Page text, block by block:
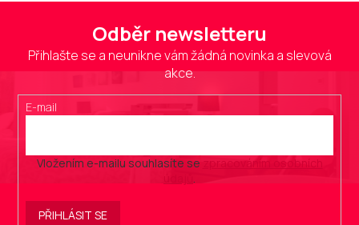
Odběr newsletteru
Přihlašte se a neunikne vám žádná novinka a slevová
akce.
E-mail
Vložením e-mailu souhlasíte se zpracováním osobních
.
PŘIHLÁSIT SE